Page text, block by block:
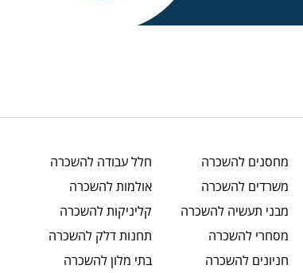
מחסנים להשכרה
משרדים להשכרה
מבני תעשיה להשכרה
מסחרי להשכרה
חניונים להשכרה
חלל עבודה להשכרה
אולמותלהשכרה
קליניקותלהשכרה
תחנות דלק להשכרה
בתי מלון להשכרה